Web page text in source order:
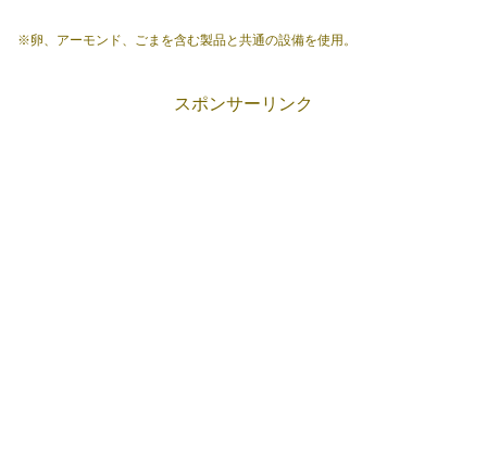
※卵、アーモンド、ごまを含む製品と共通の設備を使用。
スポンサーリンク